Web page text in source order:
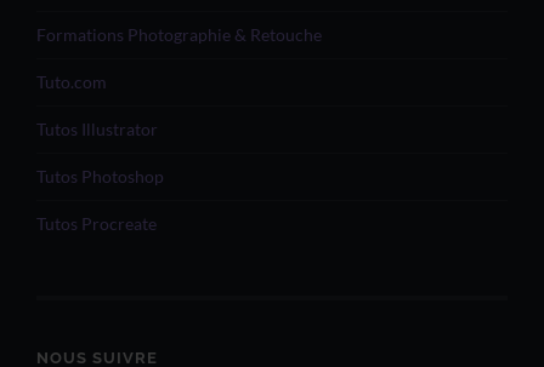
Formations Photographie & Retouche
Tuto.com
Tutos Illustrator
Tutos Photoshop
Tutos Procreate
NOUS SUIVRE